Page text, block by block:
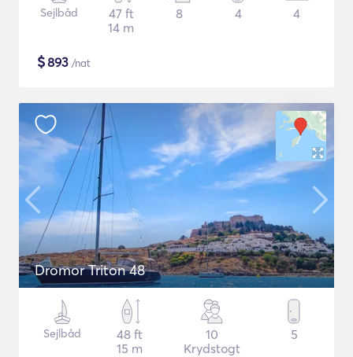
Sejlbåd
47 ft
14 m
8 4 4
$893 /nat
Dromor Triton 48
Sejlbåd
48 ft
15 m
10
Krydstogt
5